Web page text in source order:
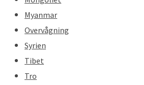
Myanmar
Overvågning
Syrien
Tibet
Tro